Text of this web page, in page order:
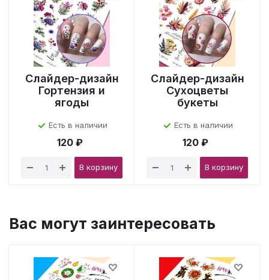
Слайдер-дизайн
Гортензия и
ягоды
Есть в наличии
120 ₽
В корзину
Слайдер-дизайн
Сухоцветы
букеты
Есть в наличии
120 ₽
В корзину
Вас могут заинтересовать